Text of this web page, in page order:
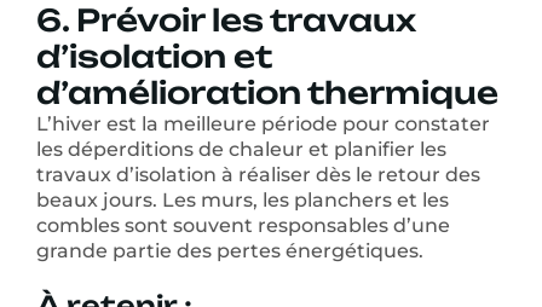
6. Prévoir les travaux
d’isolation et
d’amélioration thermique
L’hiver est la meilleure période pour constater
les déperditions de chaleur et planifier les
travaux d’isolation à réaliser dès le retour des
beaux jours. Les murs, les planchers et les
combles sont souvent responsables d’une
grande partie des pertes énergétiques.